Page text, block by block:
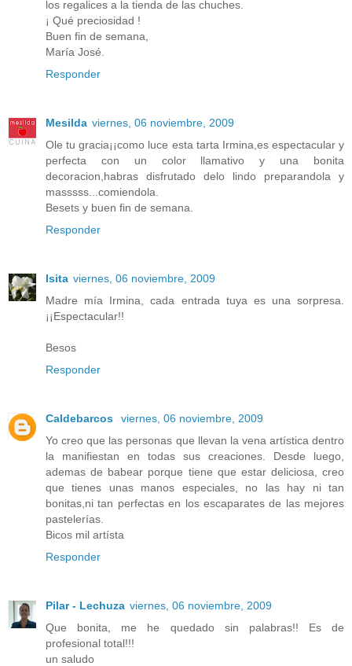
los regalices a la tienda de las chuches.
¡ Qué preciosidad !
Buen fin de semana,
María José.
Responder
Mesilda viernes, 06 noviembre, 2009
Ole tu gracia¡¡como luce esta tarta Irmina,es espectacular y
perfecta con un color llamativo y una bonita
decoracion,habras disfrutado delo lindo preparandola y
masssss...comiendola.
Besets y buen fin de semana.
Responder
Isita viernes, 06 noviembre, 2009
Madre mía Irmina, cada entrada tuya es una sorpresa.
¡¡Espectacular!!
Besos
Responder
Caldebarcos
viernes, 06 noviembre, 2009
Yo creo que las personas que llevan la vena artística dentro
la manifiestan en todas sus creaciones. Desde luego,
ademas de babear porque tiene que estar deliciosa, creo
que tienes unas manos especiales, no las hay ni tan
bonitas,ni tan perfectas en los escaparates de las mejores
pastelerías.
Bicos mil artísta
Responder
Pilar - Lechuza viernes, 06 noviembre, 2009
Que bonita, me he quedado sin palabras!! Es de
profesional total!!!
un saludo